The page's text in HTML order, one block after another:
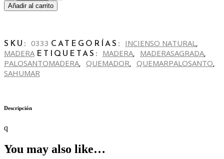
Añadir al carrito
SKU: 0333 CATEGORÍAS: INCIENSO NATURAL,
MADERA ETIQUETAS: MADERA, MADERASAGRADA,
PALOSANTOMADERA, QUEMADOR, QUEMARPALOSANTO,
SAHUMAR
Descripción
q
You may also like…